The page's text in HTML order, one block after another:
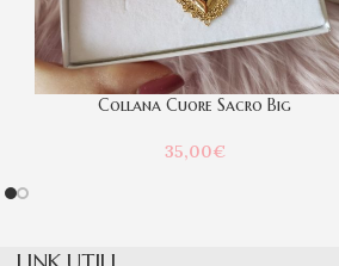
Collana Cuore Sacro Big
35,00€